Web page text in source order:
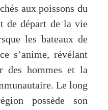
aux poissons du
de départ de la vie
les bateaux de
s’anime, révélant
des hommes et la
Le long
possède son